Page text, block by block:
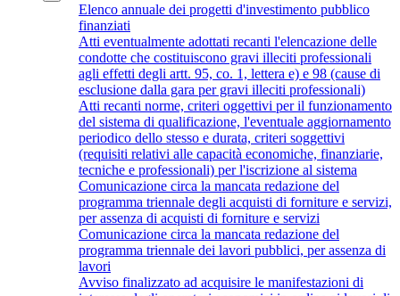
Elenco annuale dei progetti d'investimento pubblico
finanziati
Atti eventualmente adottati recanti l'elencazione delle
condotte che costituiscono gravi illeciti professionali
agli effetti degli artt. 95, co. 1, lettera e) e 98 (cause di
esclusione dalla gara per gravi illeciti professionali)
Atti recanti norme, criteri oggettivi per il funzionamento
del sistema di qualificazione, l'eventuale aggiornamento
periodico dello stesso e durata, criteri soggettivi
(requisiti relativi alle capacità economiche, finanziarie,
tecniche e professionali) per l'iscrizione al sistema
Comunicazione circa la mancata redazione del
programma triennale degli acquisti di forniture e servizi,
per assenza di acquisti di forniture e servizi
Comunicazione circa la mancata redazione del
programma triennale dei lavori pubblici, per assenza di
lavori
Avviso finalizzato ad acquisire le manifestazioni di